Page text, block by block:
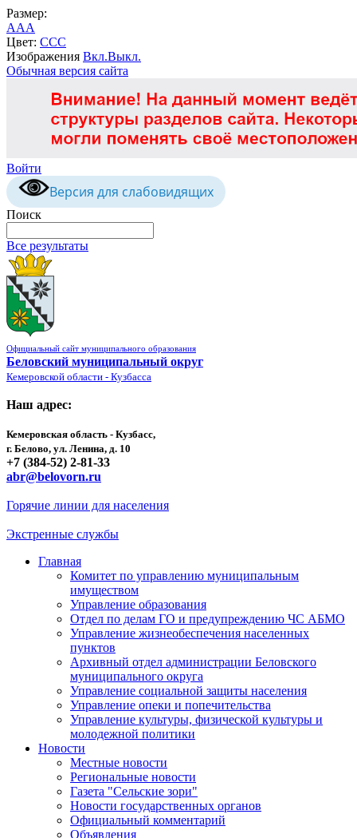
Размер:
AAA
Цвет: CCC
Изображения Вкл.Выкл.
Обычная версия сайта
Войти
Версия для слабовидящих
Поиск
Все результаты
Официальный сайт муниципального образования
Беловский муниципальный округ
Кемеровской области - Кузбасса
Наш адрес:
Кемеровская область - Кузбасс,
г. Белово, ул. Ленина, д. 10
+7 (384-52) 2-81-33
abr@belovorn.ru
Горячие линии для населения
Экстренные службы
Главная
Комитет по управлению муниципальным
имуществом
Управление образования
Отдел по делам ГО и предупреждению ЧС АБМО
Управление жизнеобеспечения населенных
пунктов
Архивный отдел администрации Беловского
муниципального округа
Управление социальной защиты населения
Управление опеки и попечительства
Управление культуры, физической культуры и
молодежной политики
Новости
Местные новости
Региональные новости
Газета "Сельские зори"
Новости государственных органов
Официальный комментарий
Объявления